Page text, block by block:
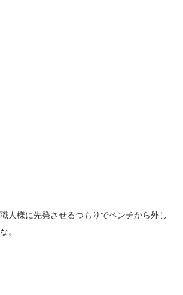
人様に先発させるつもりでベンチから外し
。